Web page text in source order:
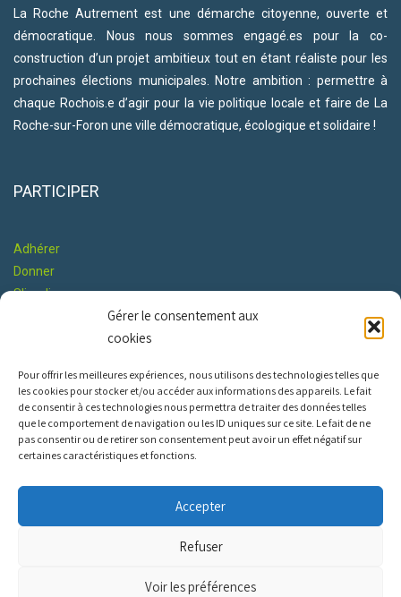
Gérer le consentement aux
cookies
Pour offrir les meilleures expériences, nous utilisons des technologies telles que
les cookies pour stocker et/ou accéder aux informations des appareils. Le fait
de consentir à ces technologies nous permettra de traiter des données telles
que le comportement de navigation ou les ID uniques sur ce site. Le fait de ne
pas consentir ou de retirer son consentement peut avoir un effet négatif sur
certaines caractéristiques et fonctions.
Accepter
Refuser
Voir les préférences
La Roche Autrement est une démarche citoyenne, ouverte et
démocratique. Nous nous sommes engagé.es pour la co-
construction d’un projet ambitieux tout en étant réaliste pour les
prochaines élections municipales. Notre ambition : permettre à
chaque Rochois.e d’agir pour la vie politique locale et faire de La
Roche-sur-Foron une ville démocratique, écologique et solidaire !
PARTICIPER
Adhérer
Donner
S'impliquer
Co-construire le Programme
RESTONS EN CONTACT